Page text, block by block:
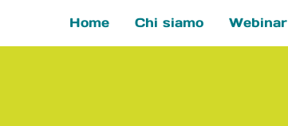
Home Chi siamo Webinar